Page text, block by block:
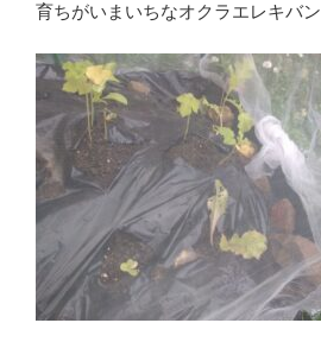
育ちがいまいちなオクラエレキバン